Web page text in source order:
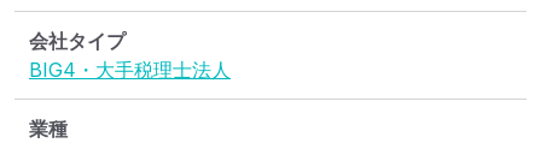
会社タイプ
BIG4・大手税理士法人
業種